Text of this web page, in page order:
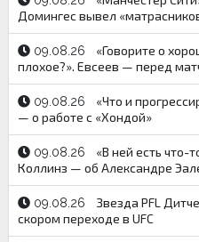
Домингес вывел
09.08.26
«Говорите о
плохое?». Евсеев — перед
09.08.26
«Что и
— о работе с «Хондой»
09.08.26
«В ней есть что-
Коллинз — об Александре
09.08.26
Звезда PFL
скором переходе в UFC